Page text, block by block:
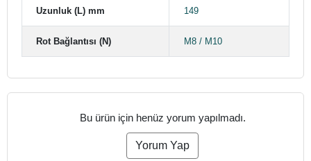
Uzunluk (L) mm 149
Rot Bağlantısı (N) M8 / M10
Bu ürün için henüz yorum yapılmadı.
Yorum Yap